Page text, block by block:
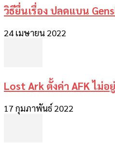
วิธียื่นเรื่อง ปลดแบน
24 เมษายน 2022
Lost Ark ตั้งค่า AFK ไม่อ
17 กุมภาพันธ์ 2022